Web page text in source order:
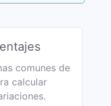
comunes de
calcular